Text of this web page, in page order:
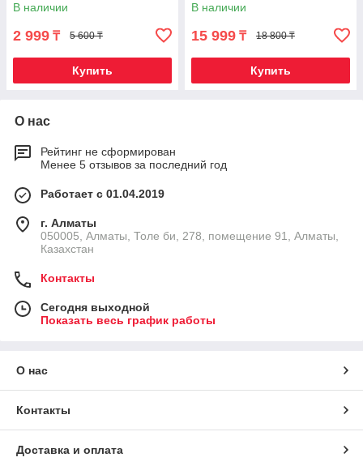
В наличии
2 999 ₸ 5 600 ₸
Купить
Премьер
В наличии
15 999 ₸ 18 800 ₸
Купить
О нас
Рейтинг не сформирован
Менее 5 отзывов за последний год
Работает с 01.04.2019
г. Алматы
050005, Алматы, Толе би, 278, помещение 91, Алматы,
Казахстан
Контакты
Сегодня выходной
Показать весь график работы
О нас
Контакты
Доставка и оплата